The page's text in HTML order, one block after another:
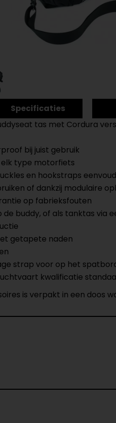
Specificaties
tas met Cordura
bij juist gebruik
elk type motorfiets
en hookstraps
of dankzij modulaire
op fabrieksfouten
de buddy, of als tanktas
getapete naden
strap voor op het
kwalificatie
is verpakt in een doos